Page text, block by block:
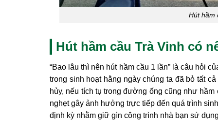
Hút hầm
Hút hầm cầu Trà Vinh có
“Bao lâu thì nên hút hầm cầu 1 lần” là câu hỏi
trong sinh hoạt hằng ngày chúng ta đã bỏ tất
hủy, nếu tích tụ trong đường ống cũng như
nghẹt gây ảnh hưởng trực tiếp đến quá trình
định kỳ nhằm giữ gìn công trình nhà bạn sử